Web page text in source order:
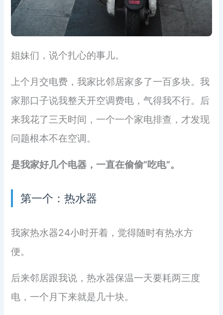
姐妹们，说个扎心的事儿。
上个月交电费，我家比邻居家多了一百多块。我
家那口子说我整天开空调费电，气得我不行。后
来我花了三天时间，一个一个家电排查，才发现
问题根本不在空调。
是我家好几个电器，一直在偷偷”吃电”。
第一个：热水器
我家热水器24小时开着，觉得随时有热水方
便。
后来邻居跟我说，热水器保温一天要耗两三度
电，一个月下来就是几十块。